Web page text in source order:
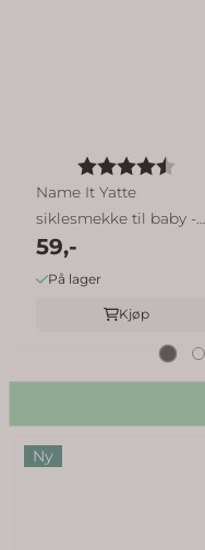
Karakter:
Name It Yatte
siklesmekke til baby -
Farmors ...
59,-
På lager
Kjøp
Ny